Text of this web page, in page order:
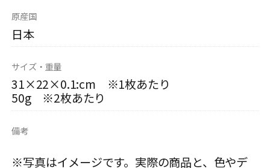
原産国
日本
サイズ・重量
31×22×0.1:cm ※1枚あたり
50g ※2枚あたり
備考
※写真はイメージです。実際の商品と、色やデ